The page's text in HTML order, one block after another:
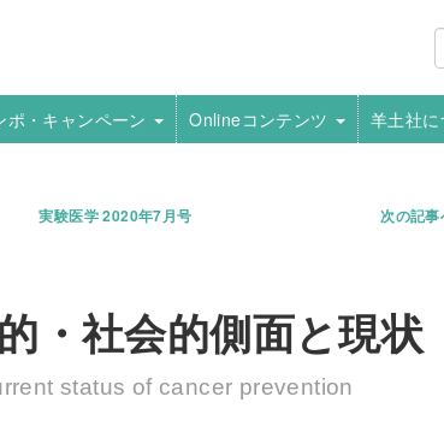
ポ・キャンペーン Onlineコンテンツ 羊土社に
実験医学 2020年7月号 次の記事
・社会的側面と現状
status of cancer prevention